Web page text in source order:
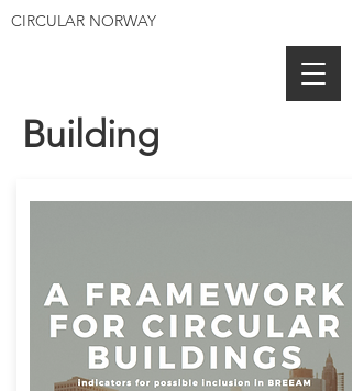
CIRCULAR NORWAY
Building